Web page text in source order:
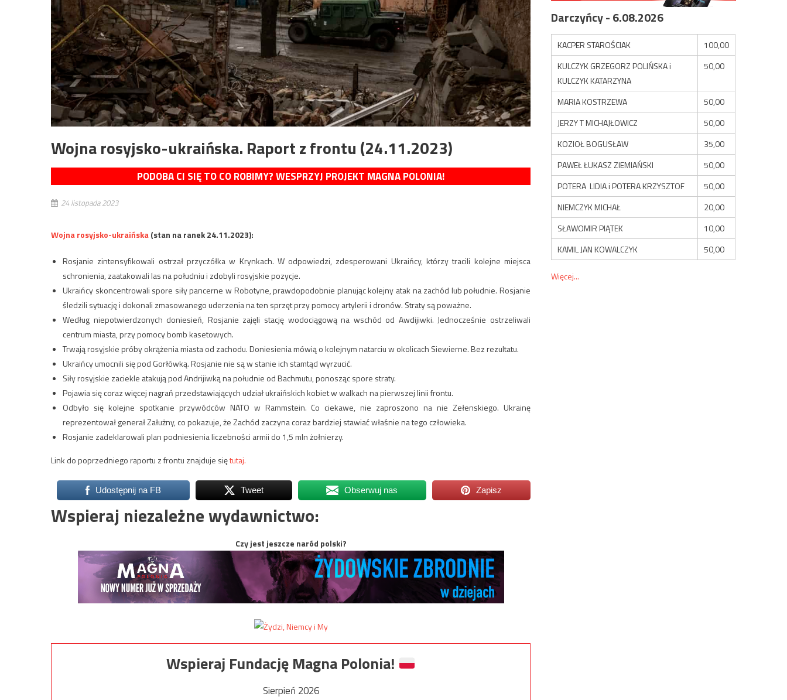
Wojna rosyjsko-ukraińska. Raport z frontu (24.11.2023)
PODOBA CI SIĘ TO CO ROBIMY? WESPRZYJ PROJEKT MAGNA POLONIA!
24 listopada 2023
Wojna rosyjsko-ukraińska(stan na ranek 24.11.2023):
Rosjanie zintensyfikowali ostrzał przyczółka w Krynkach. W odpowiedzi, zdesperowani Ukraińcy, którzy tracili kolejne miejsca
schronienia, zaatakowali las na południu i zdobyli rosyjskie pozycje.
Ukraińcy skoncentrowali spore siły pancerne w Robotyne, prawdopodobnie planując kolejny atak na zachód lub południe. Rosjanie
śledzili sytuację i dokonali zmasowanego uderzenia na ten sprzęt przy pomocy artylerii i dronów. Straty są poważne.
Według niepotwierdzonych doniesień, Rosjanie zajęli stację wodociągową na wschód od Awdijiwki. Jednocześnie ostrzeliwali
centrum miasta, przy pomocy bomb kasetowych.
Trwają rosyjskie próby okrążenia miasta od zachodu. Doniesienia mówią o kolejnym natarciu w okolicach Siewierne. Bez rezultatu.
Ukraińcy umocnili się pod Gorłówką. Rosjanie nie są w stanie ich stamtąd wyrzucić.
Siły rosyjskie zaciekle atakują pod Andrijiwką na południe od Bachmutu, ponosząc spore straty.
Pojawia się coraz więcej nagrań przedstawiających udział ukraińskich kobiet w walkach na pierwszej linii frontu.
Odbyło się kolejne spotkanie przywódców NATO w Rammstein. Co ciekawe, nie zaproszono na nie Zełenskiego. Ukrainę
reprezentował generał Załużny, co pokazuje, że Zachód zaczyna coraz bardziej stawiać właśnie na tego człowieka.
Rosjanie zadeklarowali plan podniesienia liczebności armii do 1,5 mln żołnierzy.
Link do poprzedniego raportu z frontu znajduje siętutaj.
Udostępnij na FB Tweet Obserwuj nas Zapisz
Wspieraj niezależne wydawnictwo:
Czy jest jeszcze naród polski?
Wspieraj Fundację Magna Polonia!
Sierpień 2026
Darczyńcy - 6.08.2026
KACPER STAROŚCIAK
100,00
KULCZYK GRZEGORZ POLIŃSKA i
KULCZYK KATARZYNA
50,00
MARIA KOSTRZEWA
50,00
JERZY T MICHAJŁOWICZ
50,00
KOZIOŁ BOGUSŁAW
35,00
PAWEŁ ŁUKASZ ZIEMIAŃSKI
50,00
POTERA LIDIA i POTERA KRZYSZTOF
50,00
NIEMCZYK MICHAŁ
20,00
SŁAWOMIR PIĄTEK
10,00
KAMIL JAN KOWALCZYK
50,00
Więcej...